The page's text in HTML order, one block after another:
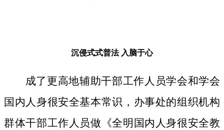
沉侵式式普法 入脑于心
成了更高地辅助干部工作人员学会和学会
国内人身很安全基本常识，办事处的组织机构
群体干部工作人员做《全明国内人身很安全教